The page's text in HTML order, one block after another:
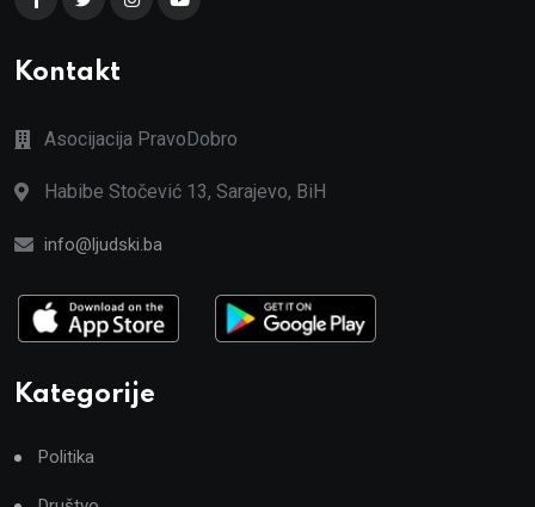
Kontakt
Asocijacija PravoDobro
Habibe Stočević 13, Sarajevo, BiH
info@ljudski.ba
Kategorije
Politika